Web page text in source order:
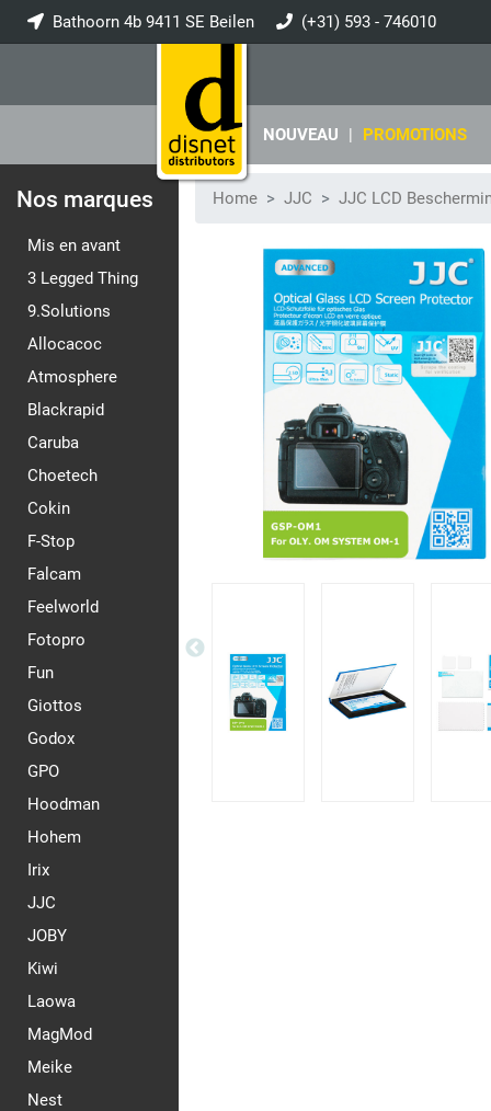
Bathoorn 4b 9411 SE Beilen (+31) 593 - 746010
NOUVEAU | PROMOTIONS
Nos marques
Mis en avant
3 Legged Thing
9.Solutions
Allocacoc
Atmosphere
Blackrapid
Caruba
Choetech
Cokin
F-Stop
Falcam
Feelworld
Fotopro
Fun
Giottos
Godox
GPO
Hoodman
Hohem
Irix
JJC
JOBY
Kiwi
Laowa
MagMod
Meike
Nest
Home JJC JJC LCD